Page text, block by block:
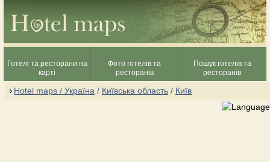
Готелі та ресторани на
карті
Фото готелів та
ресторанів
Пошук готелів та
ресторанів
Hotel maps / Україна / Київська область / Київ